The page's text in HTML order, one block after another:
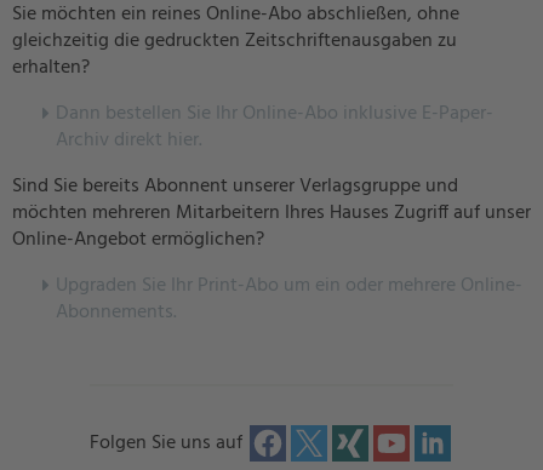
Sie möchten ein reines Online-Abo abschließen, ohne
gleichzeitig die gedruckten Zeitschriftenausgaben zu
erhalten?
Dann bestellen Sie Ihr Online-Abo inklusive E-Paper-
Archiv direkt hier.
Sind Sie bereits Abonnent unserer Verlagsgruppe und
möchten mehreren Mitarbeitern Ihres Hauses Zugriff auf unser
Online-Angebot ermöglichen?
Upgraden Sie Ihr Print-Abo um ein oder mehrere Online-
Abonnements.
Folgen Sie uns auf